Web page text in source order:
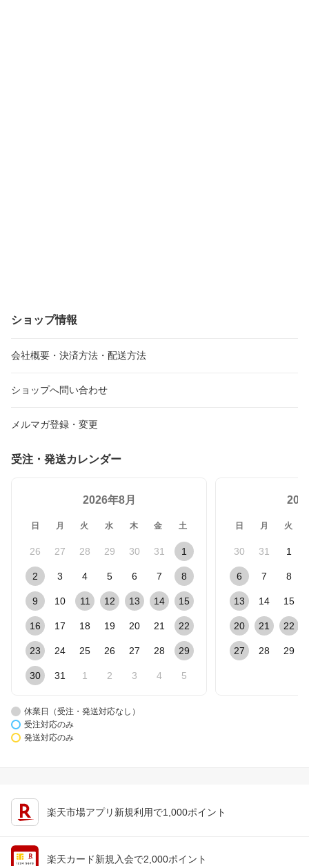
ショップ情報
会社概要・決済方法・配送方法
ショップへ問い合わせ
メルマガ登録・変更
受注・発送カレンダー
2026年8月
日 月 火 水 木 金 土
26 27 28 29 30 31 1
2 3 4 5 6 7 8
9 10 11 12 13 14 15
16 17 18 19 20 21 22
23 24 25 26 27 28 29
30 31 1 2 3 4 5
日 月 火
30 31 1
6 7 8
13 14 15
20 21 22
27 28 29
休業日（受注・発送対応なし）
受注対応のみ
発送対応のみ
楽天市場アプリ新規利用で1,000ポイント
楽天カード新規入会で2,000ポイント